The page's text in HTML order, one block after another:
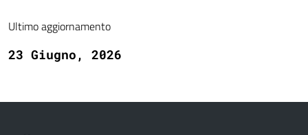
Ultimo aggiornamento
23 Giugno, 2026